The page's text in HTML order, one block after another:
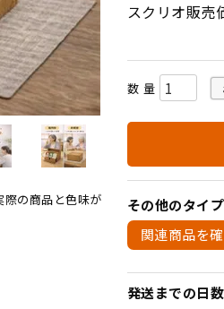
の商品と色味が
スクリオ販売
その他のタイ
関連商品を
発送までの日数